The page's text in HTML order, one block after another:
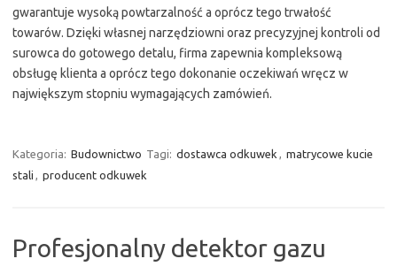
gwarantuje wysoką powtarzalność a oprócz tego trwałość
towarów. Dzięki własnej narzędziowni oraz precyzyjnej kontroli od
surowca do gotowego detalu, firma zapewnia kompleksową
obsługę klienta a oprócz tego dokonanie oczekiwań wręcz w
największym stopniu wymagających zamówień.
Kategoria: Budownictwo Tagi: dostawca odkuwek , matrycowe kucie
stali , producent odkuwek
Profesjonalny detektor gazu